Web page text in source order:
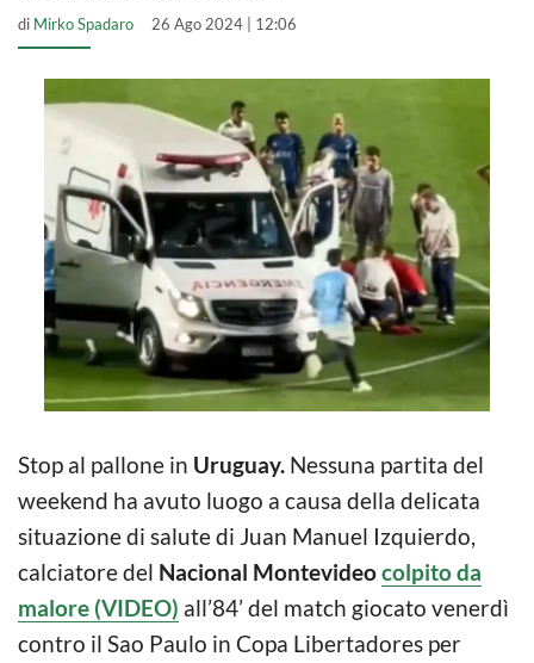
di Mirko Spadaro 26 Ago 2024 | 12:06
Stop al pallone in Uruguay. Nessuna partita del
weekend ha avuto luogo a causa della delicata
situazione di salute di Juan Manuel Izquierdo,
calciatore del Nacional Montevideocolpito da
malore (VIDEO) all’84’ del match giocato venerdì
contro il Sao Paulo in Copa Libertadores per